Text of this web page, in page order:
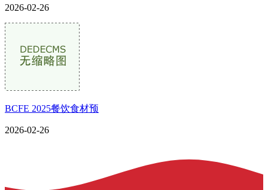
2026-02-26
BCFE 2025餐饮食材预
2026-02-26